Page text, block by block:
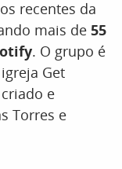
recentes da
mais de 55
. O grupo é
Get
e
Torres e